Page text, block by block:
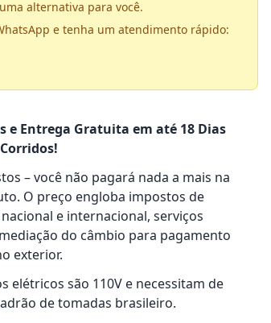
alternativa para você.
e tenha um atendimento rápido:
e Entrega Gratuita em até 18 Dias
Corridos!
– você não pagará nada a mais na
O preço engloba impostos de
e internacional, serviços
do câmbio para pagamento
exterior.
elétricos são 110V e necessitam de
de tomadas brasileiro.